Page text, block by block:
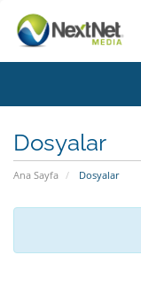
Dosyalar
Ana Sayfa Dosyalar